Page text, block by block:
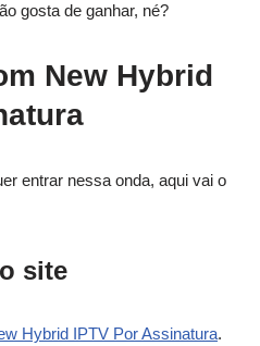
gosta de ganhar, né?
New Hybrid
entrar nessa onda, aqui vai o
site
Hybrid IPTV Por Assinatura.